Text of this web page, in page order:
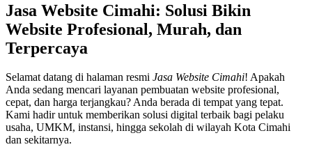
Jasa Website Cimahi: Solusi Bikin
Website Profesional, Murah, dan
Terpercaya
Selamat datang di halaman resmi Jasa Website Cimahi! Apakah
Anda sedang mencari layanan pembuatan website profesional,
cepat, dan harga terjangkau? Anda berada di tempat yang tepat.
Kami hadir untuk memberikan solusi digital terbaik bagi pelaku
usaha, UMKM, instansi, hingga sekolah di wilayah Kota Cimahi
dan sekitarnya.